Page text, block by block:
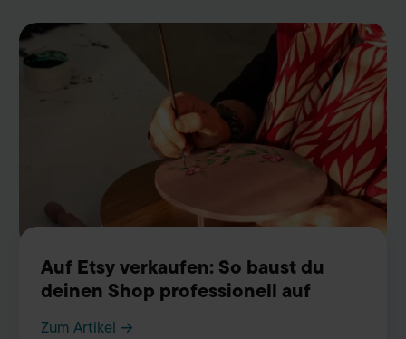
Auf Etsy verkaufen: So baust du
deinen Shop professionell auf
Zum Artikel →